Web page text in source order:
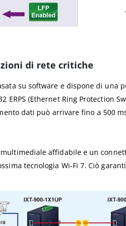
di rete critiche
su software e dispone di
ERPS (Ethernet Ring
dati può arrivare fino a 500
multimediale affidabile e un
tecnologia Wi-Fi 7. Ciò